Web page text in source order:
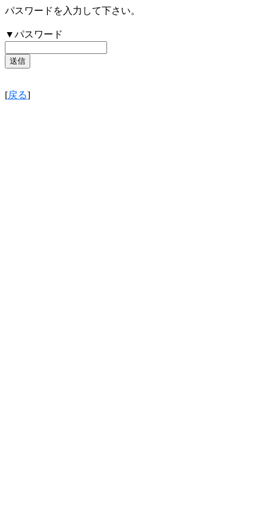
パスワードを入力して下さい。
▼パスワード
[戻る]